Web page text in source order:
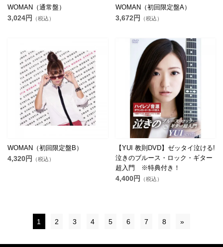
WOMAN（通常盤）
3,024円 （税込）
WOMAN（初回限定盤A）
3,672円 （税込）
WOMAN（初回限定盤B）
4,320円 （税込）
【YUI 教則DVD】ゼッタイ泣ける!
泣きのブルース・ロック・ギター
超入門 ※特典付き！
4,400円 （税込）
1 2 3 4 5 6 7 8 »